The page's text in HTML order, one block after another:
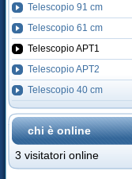
Telescopio 91 cm
Telescopio 61 cm
Telescopio APT1
Telescopio APT2
Telescopio 40 cm
chi è online
3 visitatori online